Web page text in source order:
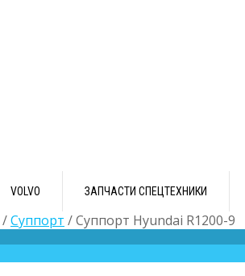
VOLVO ЗАПЧАСТИ СПЕЦТЕХНИКИ
/Суппорт / Суппорт Hyundai R1200-9